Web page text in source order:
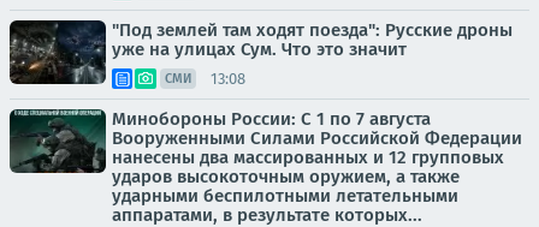
"Под землей там ходят поезда": Русские дроны
уже на улицах Сум. Что это значит
СМИ 13:08
Минобороны России: С 1 по 7 августа
Вооруженными Силами Российской Федерации
нанесены два массированных и 12 групповых
ударов высокоточным оружием, а также
ударными беспилотными летательными
аппаратами, в результате которых...